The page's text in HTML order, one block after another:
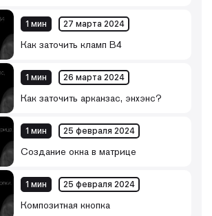
1 мин 27 марта 2024
Как заточить кламп B4
1 мин 26 марта 2024
Как заточить арканзас, энхэнс?
1 мин 25 февраля 2024
Создание окна в матрице
1 мин 25 февраля 2024
Композитная кнопка